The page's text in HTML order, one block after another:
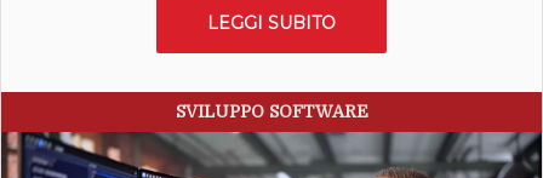
LEGGI SUBITO
SVILUPPO SOFTWARE